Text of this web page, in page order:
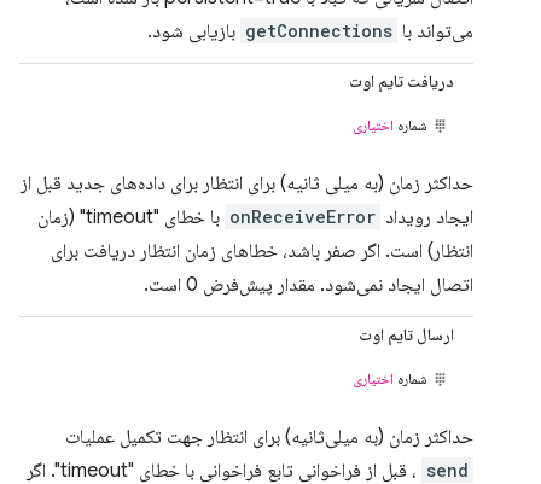
می‌تواند با getConnections بازیابی شود.
دریافت تایم اوت
شماره اختیاری
حداکثر زمان (به میلی ثانیه) برای انتظار برای داده‌های جدید قبل از
ایجاد رویداد onReceiveError
با خطای "timeout" (زمان
انتظار) است. اگر صفر باشد، خطاهای زمان انتظار دریافت برای
اتصال ایجاد نمی‌شود. مقدار پیش‌فرض 0 است.
ارسال تایم اوت
شماره اختیاری
حداکثر زمان (به میلی‌ثانیه) برای انتظار جهت تکمیل عملیات
send
، قبل از فراخوانی تابع فراخوانی با خطای "timeout". اگر